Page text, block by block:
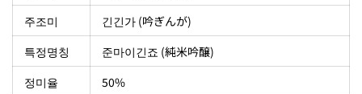
주조미
긴긴가 (吟ぎんが)
특정명칭
준마이긴죠 (純米吟醸)
정미율
50%